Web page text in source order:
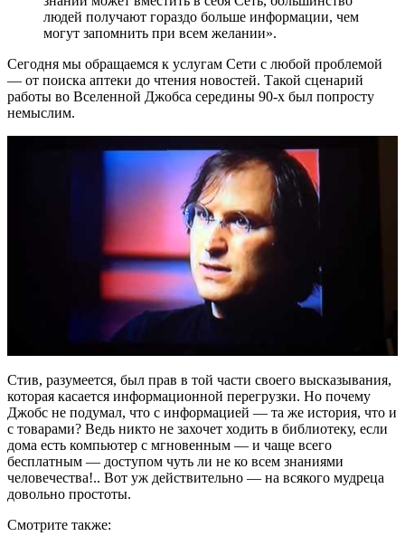
людей получают гораздо больше информации, чем
могут запомнить при всем желании».
Сегодня мы обращаемся к услугам Сети с любой проблемой
— от поиска аптеки до чтения новостей. Такой сценарий
работы во Вселенной Джобса середины 90-х был попросту
немыслим.
Стив, разумеется, был прав в той части своего высказывания,
которая касается информационной перегрузки. Но почему
Джобс не подумал, что с информацией — та же история, что и
с товарами? Ведь никто не захочет ходить в библиотеку, если
дома есть компьютер с мгновенным — и чаще всего
бесплатным — доступом чуть ли не ко всем знаниями
человечества!.. Вот уж действительно — на всякого мудреца
довольно простоты.
Смотрите также: